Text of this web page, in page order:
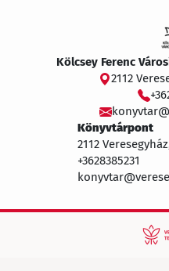
Kölcsey Ferenc
2112
Könyvtárpont
2112
+3628385231